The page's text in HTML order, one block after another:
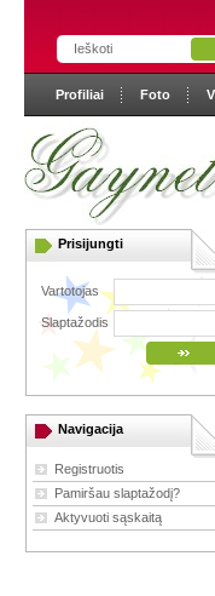
Profiliai Foto
Prisijungti
Vartotojas
Slaptažodis
Navigacija
Registruotis
Pamiršau slaptažodį?
Aktyvuoti sąskaitą